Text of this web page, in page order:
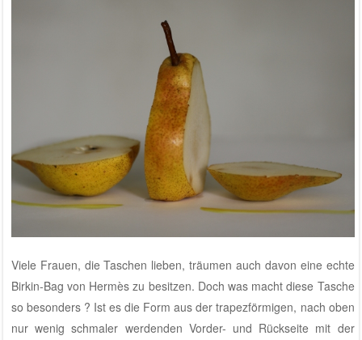
Viele Frauen, die Taschen lieben, träumen auch davon eine echte
Birkin-Bag von Hermès zu besitzen. Doch was macht diese Tasche
so besonders ? Ist es die Form aus der trapezförmigen, nach oben
nur wenig schmaler werdenden Vorder- und Rückseite mit der